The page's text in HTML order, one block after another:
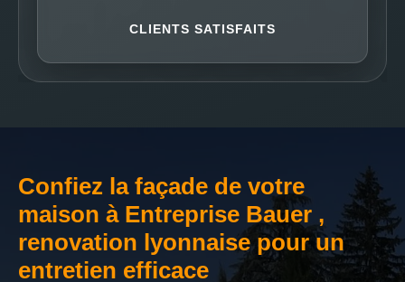
CLIENTS SATISFAITS
Confiez la façade de votre
maison à Entreprise Bauer ,
renovation lyonnaise pour un
entretien efficace